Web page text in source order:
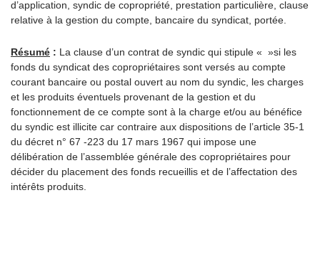
d’application, syndic de copropriété, prestation particulière, clause
relative à la gestion du compte, bancaire du syndicat, portée.
Résumé : La clause d’un contrat de syndic qui stipule « »si les
fonds du syndicat des copropriétaires sont versés au compte
courant bancaire ou postal ouvert au nom du syndic, les charges
et les produits éventuels provenant de la gestion et du
fonctionnement de ce compte sont à la charge et/ou au bénéfice
du syndic est illicite car contraire aux dispositions de l’article 35-1
du décret n° 67 -223 du 17 mars 1967 qui impose une
délibération de l’assemblée générale des copropriétaires pour
décider du placement des fonds recueillis et de l’affectation des
intérêts produits.